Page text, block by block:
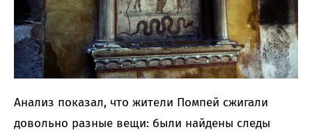
Анализ показал, что жители Помпей сжигали
довольно разные вещи: были найдены следы